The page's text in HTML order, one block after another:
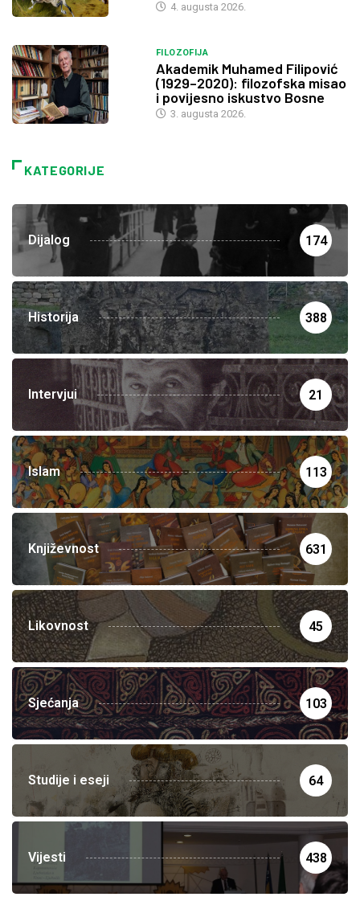
4. augusta 2026.
FILOZOFIJA
Akademik Muhamed Filipović
(1929–2020): filozofska misao
i povijesno iskustvo Bosne
3. augusta 2026.
KATEGORIJE
Dijalog 174
Historija 388
Intervjui 21
Islam 113
Književnost 631
Likovnost 45
Sjećanja 103
Studije i eseji 64
Vijesti 438